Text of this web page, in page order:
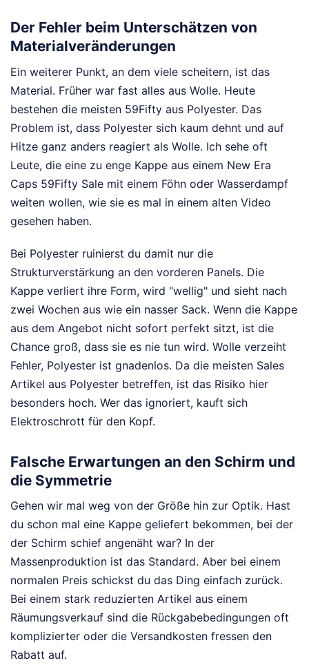
Der Fehler beim Unterschätzen von
Materialveränderungen
Ein weiterer Punkt, an dem viele scheitern, ist das
Material. Früher war fast alles aus Wolle. Heute
bestehen die meisten 59Fifty aus Polyester. Das
Problem ist, dass Polyester sich kaum dehnt und auf
Hitze ganz anders reagiert als Wolle. Ich sehe oft
Leute, die eine zu enge Kappe aus einem New Era
Caps 59Fifty Sale mit einem Föhn oder Wasserdampf
weiten wollen, wie sie es mal in einem alten Video
gesehen haben.
Bei Polyester ruinierst du damit nur die
Strukturverstärkung an den vorderen Panels. Die
Kappe verliert ihre Form, wird "wellig" und sieht nach
zwei Wochen aus wie ein nasser Sack. Wenn die Kappe
aus dem Angebot nicht sofort perfekt sitzt, ist die
Chance groß, dass sie es nie tun wird. Wolle verzeiht
Fehler, Polyester ist gnadenlos. Da die meisten Sales
Artikel aus Polyester betreffen, ist das Risiko hier
besonders hoch. Wer das ignoriert, kauft sich
Elektroschrott für den Kopf.
Falsche Erwartungen an den Schirm und
die Symmetrie
Gehen wir mal weg von der Größe hin zur Optik. Hast
du schon mal eine Kappe geliefert bekommen, bei der
der Schirm schief angenäht war? In der
Massenproduktion ist das Standard. Aber bei einem
normalen Preis schickst du das Ding einfach zurück.
Bei einem stark reduzierten Artikel aus einem
Räumungsverkauf sind die Rückgabebedingungen oft
komplizierter oder die Versandkosten fressen den
Rabatt auf.